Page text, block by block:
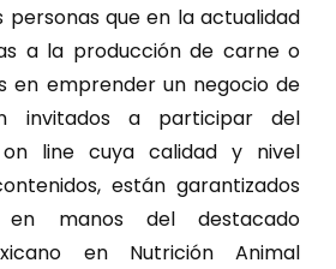
personas que en la actualidad
a la producción de carne o
en emprender un negocio de
invitados a participar del
line cuya calidad y nivel
están garantizados
manos del destacado
en Nutrición Animal